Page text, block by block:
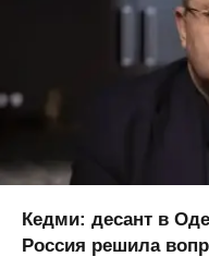
Кедми: десант в
Россия решила